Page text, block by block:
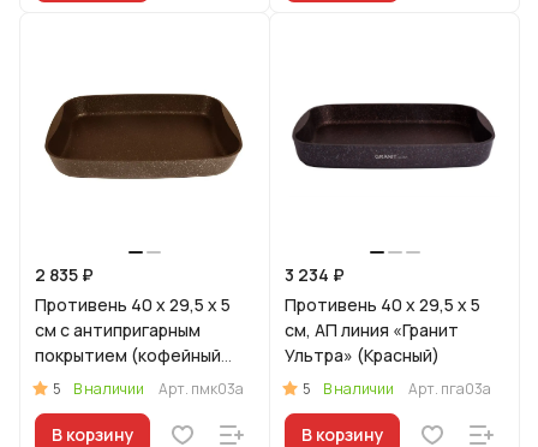
2 835 ₽
Противень 40 x 29,5 x 5
см с антипригарным
покрытием (кофейный
мрамор)
5 В наличии Арт. пмк03а
В корзину
3 234 ₽
Противень 40 x 29,5 x 5
см, АП линия «Гранит
Ультра» (Красный)
5 В наличии Арт. пга03а
В корзину